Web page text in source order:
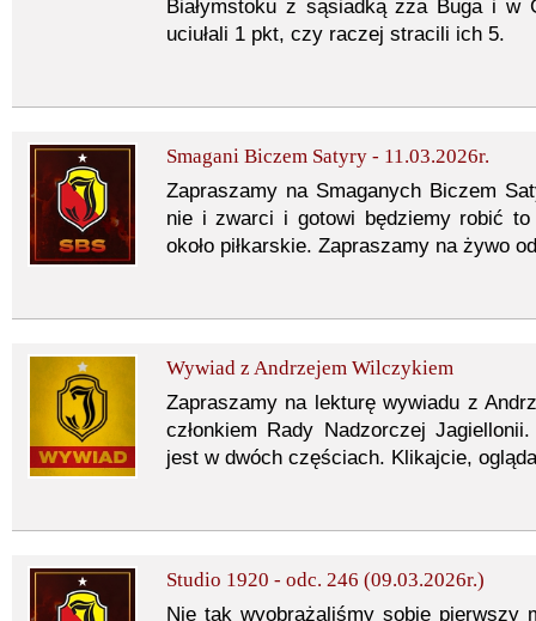
Białymstoku z sąsiadką zza Buga i w
uciułali 1 pkt, czy raczej stracili ich 5.
Smagani Biczem Satyry - 11.03.2026r.
Zapraszamy na Smaganych Biczem
nie i zwarci i gotowi będziemy robić
około piłkarskie. Zapraszamy na żywo
Wywiad z Andrzejem Wilczykiem
Zapraszamy na lekturę wywiadu z
członkiem Rady Nadzorczej
jest w dwóch częściach. Klikajcie,
Studio 1920 - odc. 246 (09.03.2026r.)
Nie tak wyobrażaliśmy sobie pierwszy